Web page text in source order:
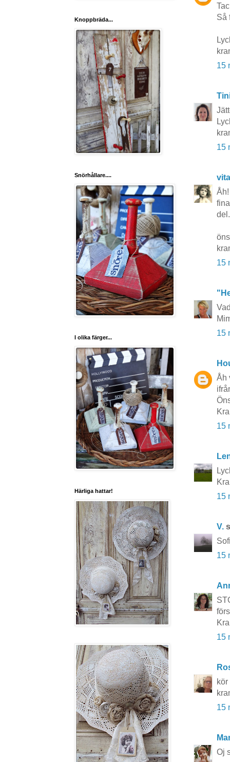
Så
15
15
15
15
Åh
15
15
V.
15
15
15
Oj
Knoppbräda...
Snörhållare....
I olika färger...
Härliga hattar!